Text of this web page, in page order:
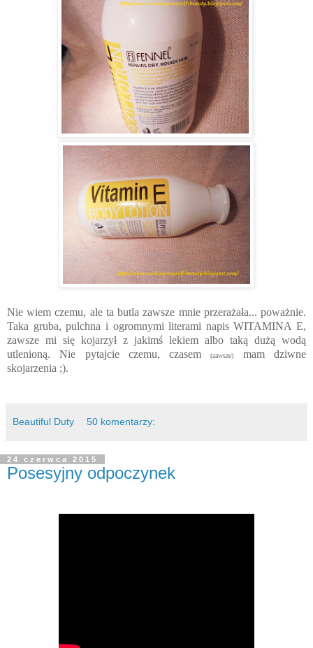
Nie wiem czemu, ale ta butla zawsze mnie przerażała... poważnie.
Taka gruba, pulchna i ogromnymi literami napis WITAMINA E,
zawsze mi się kojarzył z jakimś lekiem albo taką dużą wodą
utlenioną. Nie pytajcie czemu, czasem(zawsze)
mam dziwne
skojarzenia ;).
Beautiful Duty 50 komentarzy:
24 czerwca 2015
Posesyjny odpoczynek